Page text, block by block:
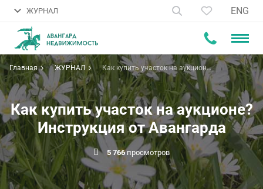
ЖУРНАЛ ENG
Главная ЖУРНАЛ
Как купить участок на аукционе?
Инструкция от Авангарда
Как купить участок на аукционе?
Инструкция от Авангарда
5 766просмотров